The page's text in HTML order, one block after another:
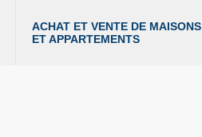
ACHAT ET VENTE DE MAISONS
ET APPARTEMENTS